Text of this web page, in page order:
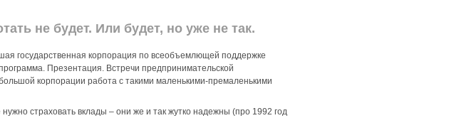
не будет. Или будет, но уже не так.
государственная корпорация по всеобъемлющей поддержке
Презентация. Встречи предпринимательской
корпорации работа с такими маленькими-премаленькими
страховать вклады – они же и так жутко надежны (про 1992 год